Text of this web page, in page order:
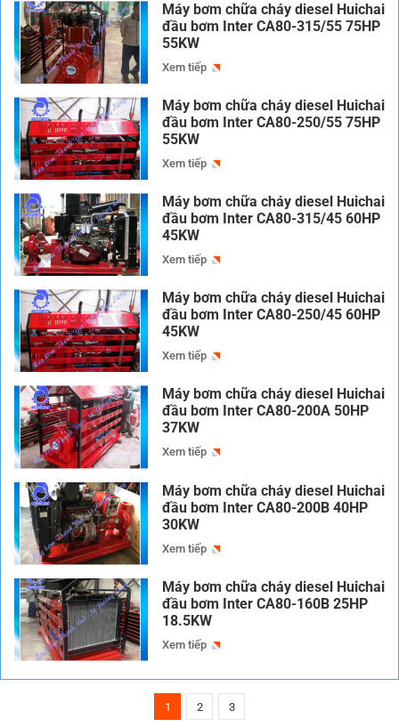
Máy bơm chữa cháy diesel Huichai
đầu bơm Inter CA80-315/55 75HP
55KW
Xem tiếp
Máy bơm chữa cháy diesel Huichai
đầu bơm Inter CA80-250/55 75HP
55KW
Xem tiếp
Máy bơm chữa cháy diesel Huichai
đầu bơm Inter CA80-315/45 60HP
45KW
Xem tiếp
Máy bơm chữa cháy diesel Huichai
đầu bơm Inter CA80-250/45 60HP
45KW
Xem tiếp
Máy bơm chữa cháy diesel Huichai
đầu bơm Inter CA80-200A 50HP
37KW
Xem tiếp
Máy bơm chữa cháy diesel Huichai
đầu bơm Inter CA80-200B 40HP
30KW
Xem tiếp
Máy bơm chữa cháy diesel Huichai
đầu bơm Inter CA80-160B 25HP
18.5KW
Xem tiếp
1 2 3